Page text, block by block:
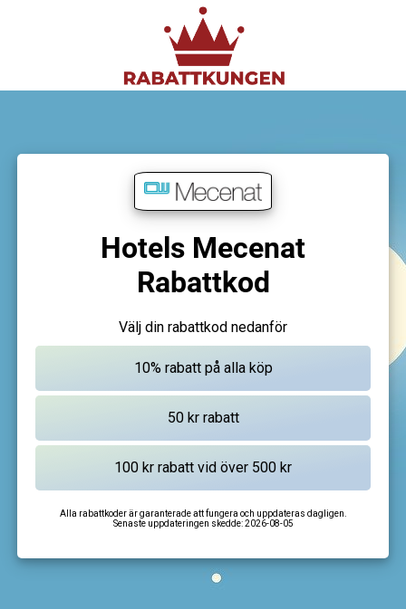
Hotels Mecenat
Rabattkod
Välj din rabattkod nedanför
Alla rabattkoder är garanterade att fungera och uppdateras dagligen.
Senaste uppdateringen skedde:2026-08-05